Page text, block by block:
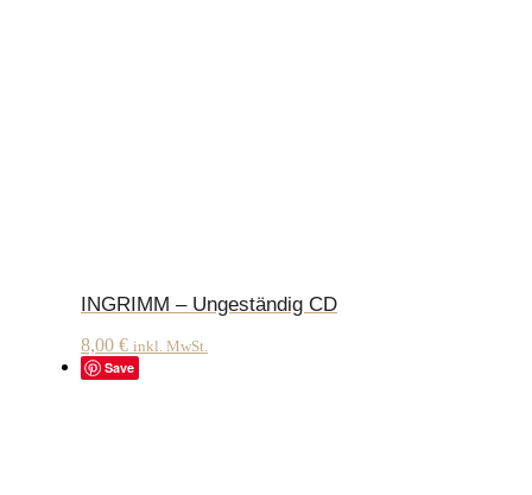
INGRIMM – Ungeständig CD
8,00 € inkl. MwSt.
Save